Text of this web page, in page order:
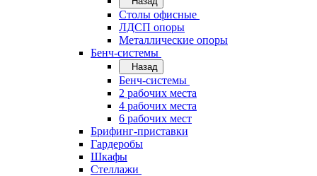
Cтолы офисные
ЛДСП опоры
Металлические опоры
Бенч-системы
Назад
Бенч-системы
2 рабочих места
4 рабочих места
6 рабочих мест
Брифинг-приставки
Гардеробы
Шкафы
Стеллажи